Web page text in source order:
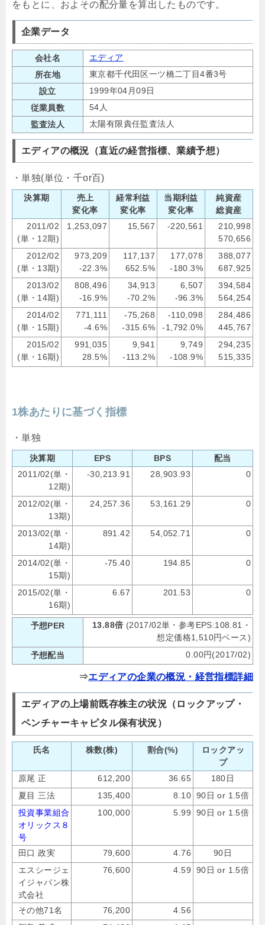
をもとに、およその配分量を算出したものです。
企業データ
会社名
エディア
所在地
東京都千代田区一ツ橋二丁目4番3号
設立
1999年04月09日
従業員数
54人
監査法人
太陽有限責任監査法人
エディアの概況（直近の経営指標、業績予想）
・単独(単位・千or百)
決算期
売上
変化率
経常利益
変化率
当期利益
変化率
純資産
総資産
2011/02
(単・12期)
1,253,097 15,567 -220,561
210,998
570,656
2012/02
(単・13期)
973,209
-22.3%
117,137
652.5%
177,078
-180.3%
388,077
687,925
2013/02
(単・14期)
808,496
-16.9%
34,913
-70.2%
6,507
-96.3%
394,584
564,254
2014/02
(単・15期)
771,111
-4.6%
-75,268
-315.6%
-110,098
-1,792.0%
284,486
445,767
2015/02
(単・16期)
991,035
28.5%
9,941
-113.2%
9,749
-108.9%
294,235
515,335
1株あたりに基づく指標
・単独
決算期 EPS BPS
配当
2011/02(単・
12期)
-30,213.91 28,903.93 0
2012/02(単・
13期)
24,257.36 53,161.29 0
2013/02(単・
14期)
891.42 54,052.71 0
2014/02(単・
15期)
-75.40 194.85 0
2015/02(単・
16期)
6.67 201.53 0
予想PER 13.88倍 (2017/02単・参考EPS:108.81・
想定価格1,510円ベース)
予想配当
0.00円(2017/02)
⇒エディアの企業の概況・経営指標詳細
エディアの上場前既存株主の状況（ロックアップ・
ベンチャーキャピタル保有状況）
氏名 株数(株) 割合(%)
ロックアッ
プ
原尾 正
612,200 36.65
180日
夏目 三法
135,400 8.10 90日 or 1.5倍
投資事業組合
オリックス８
号
100,000 5.99 90日 or 1.5倍
田口 政実 79,600 4.76
90日
エスシージェ
イジャパン株
式会社
76,600 4.59 90日 or 1.5倍
その他71名 76,200
4.56